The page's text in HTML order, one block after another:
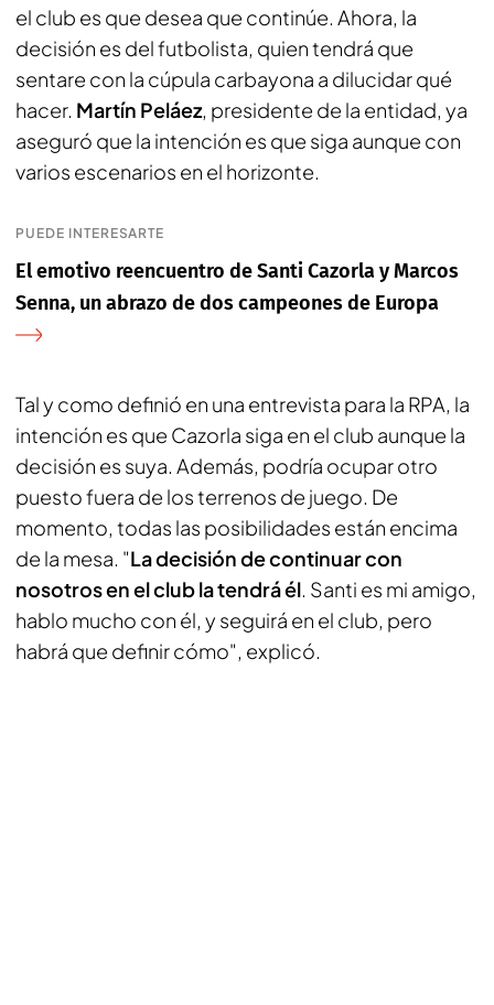
el club es que desea que continúe. Ahora, la
decisión es del futbolista, quien tendrá que
sentare con la cúpula carbayona a dilucidar qué
hacer. Martín Peláez, presidente de la entidad, ya
aseguró que la intención es que siga aunque con
varios escenarios en el horizonte.
PUEDE INTERESARTE
El emotivo reencuentro de Santi Cazorla y Marcos
Senna, un abrazo de dos campeones de Europa
Tal y como definió en una entrevista para la RPA, la
intención es que Cazorla siga en el club aunque la
decisión es suya. Además, podría ocupar otro
puesto fuera de los terrenos de juego. De
momento, todas las posibilidades están encima
de la mesa. "La decisión de continuar con
nosotros en el club la tendrá él. Santi es mi amigo,
hablo mucho con él, y seguirá en el club, pero
habrá que definir cómo", explicó.